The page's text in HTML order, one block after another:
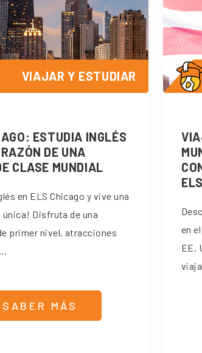
VIAJAR Y ESTUDIAR
ESTUDIA INGLÉS
DE UNA
CLASE MUNDIAL
en ELS Chicago y vive una
Disfruta de una
primer nivel, atracciones
SABER MÁS
en
EE.